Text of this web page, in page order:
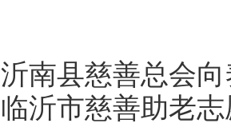
沂南县慈善总会
临沂市慈善助老